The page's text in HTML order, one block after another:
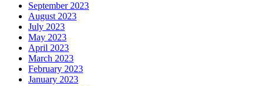
September 2023
August 2023
July 2023
May 2023
April 2023
March 2023
February 2023
January 2023